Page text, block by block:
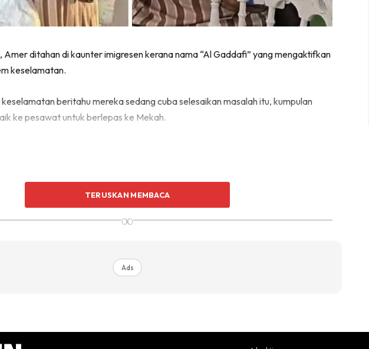
Amer ditahan di kaunter imigresen kerana nama “Al Gaddafi” yang mengaktifkan
keselamatan.
beritahu mereka sedang cuba selesaikan masalah itu, kumpulan
ke pesawat untuk berlepas ke Mekah.
TERUSKAN MEMBACA
∞
Ads